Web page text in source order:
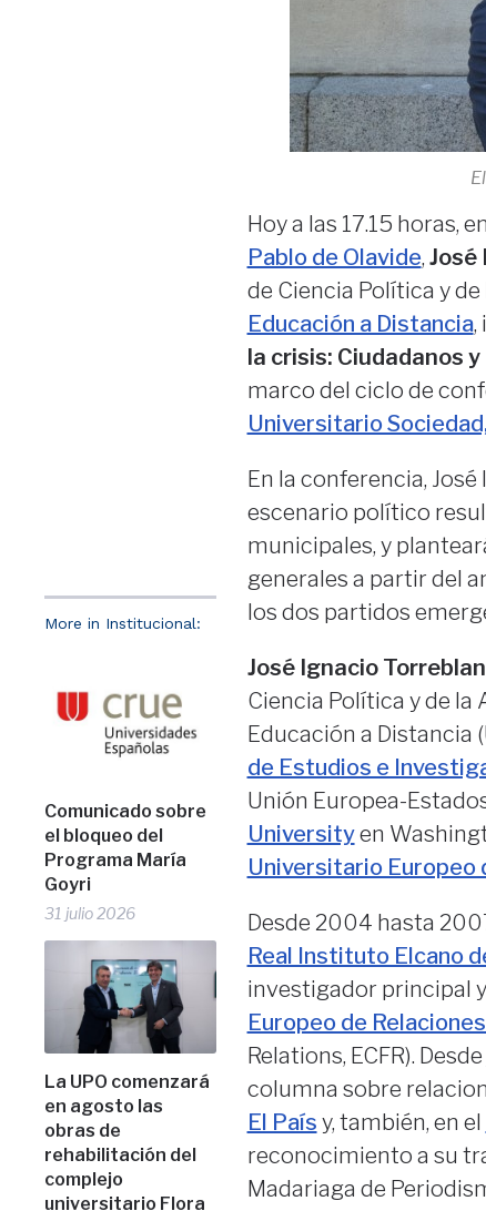
More in Institucional:
Comunicado sobre
el bloqueo del
Programa María
Goyri
31 julio 2026
La UPO comenzará
en agosto las
obras de
rehabilitación del
complejo
universitario Flora
Hoy a las 17.15 horas,
Pablo de Olavide, José
de Ciencia Política y
Educación a Distancia,
la crisis: Ciudadanos y
marco del ciclo de
Universitario
En la conferencia,
escenario político
municipales, y
generales a partir del
los dos partidos
José Ignacio
Ciencia Política y de
Educación a Distancia
de Estudios e
Unión Europea-
Universityen
Universitario Europeo
Desde 2004 hasta
Real Instituto Elcano
investigador principal
Europeo de
Relations, ECFR).
columna sobre
El País y, también, en el
reconocimiento a su
Madariaga de